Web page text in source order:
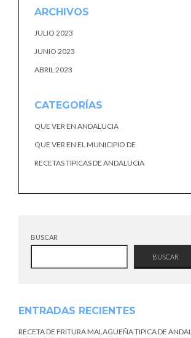
ARCHIVOS
JULIO 2023
JUNIO 2023
ABRIL 2023
CATEGORÍAS
QUE VER EN ANDALUCIA
QUE VER EN EL MUNICIPIO DE
RECETAS TIPICAS DE ANDALUCIA
BUSCAR
BUSCAR
ENTRADAS RECIENTES
RECETA DE FRITURA MALAGUEÑA TIPICA DE